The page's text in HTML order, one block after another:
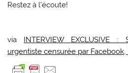
Restez à l’écoute!
via INTERVIEW EXCLUSIVE
urgentiste censurée par